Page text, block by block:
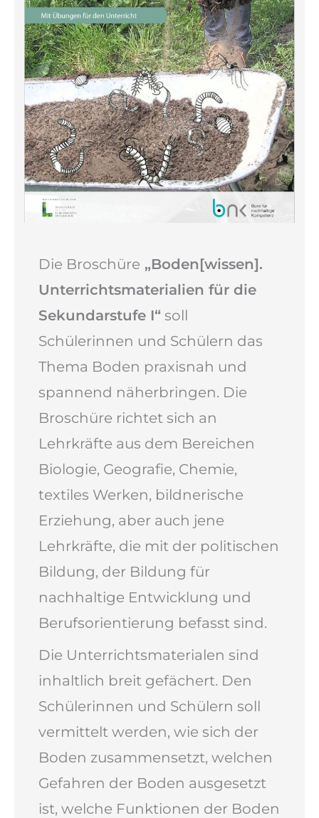
Die Broschüre „Boden[wissen].
Unterrichtsmaterialien für die
Sekundarstufe I“ soll
Schülerinnen und Schülern das
Thema Boden praxisnah und
spannend näherbringen. Die
Broschüre richtet sich an
Lehrkräfte aus dem Bereichen
Biologie, Geografie, Chemie,
textiles Werken, bildnerische
Erziehung, aber auch jene
Lehrkräfte, die mit der politischen
Bildung, der Bildung für
nachhaltige Entwicklung und
Berufsorientierung befasst sind.
Die Unterrichtsmaterialen sind
inhaltlich breit gefächert. Den
Schülerinnen und Schülern soll
vermittelt werden, wie sich der
Boden zusammensetzt, welchen
Gefahren der Boden ausgesetzt
ist, welche Funktionen der Boden